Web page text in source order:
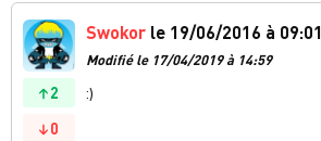
2
0
Swokor le 19/06/2016 à 09:01
Modifié le 17/04/2019 à 14:59
:)